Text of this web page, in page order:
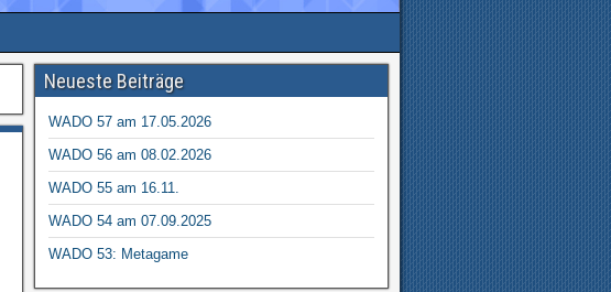
Neueste Beiträge
WADO 57 am 17.05.2026
WADO 56 am 08.02.2026
WADO 55 am 16.11.
WADO 54 am 07.09.2025
WADO 53: Metagame